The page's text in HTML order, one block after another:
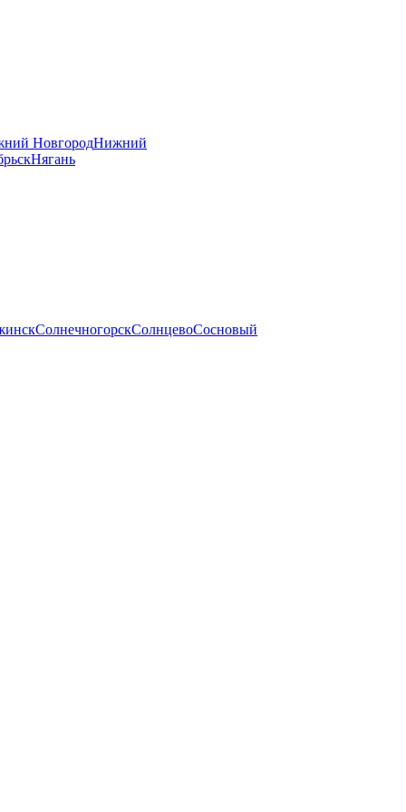
НовгородНижний
Нягань
СолнечногорскСолнцевоСосновый